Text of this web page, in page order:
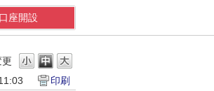
口座開設
印刷